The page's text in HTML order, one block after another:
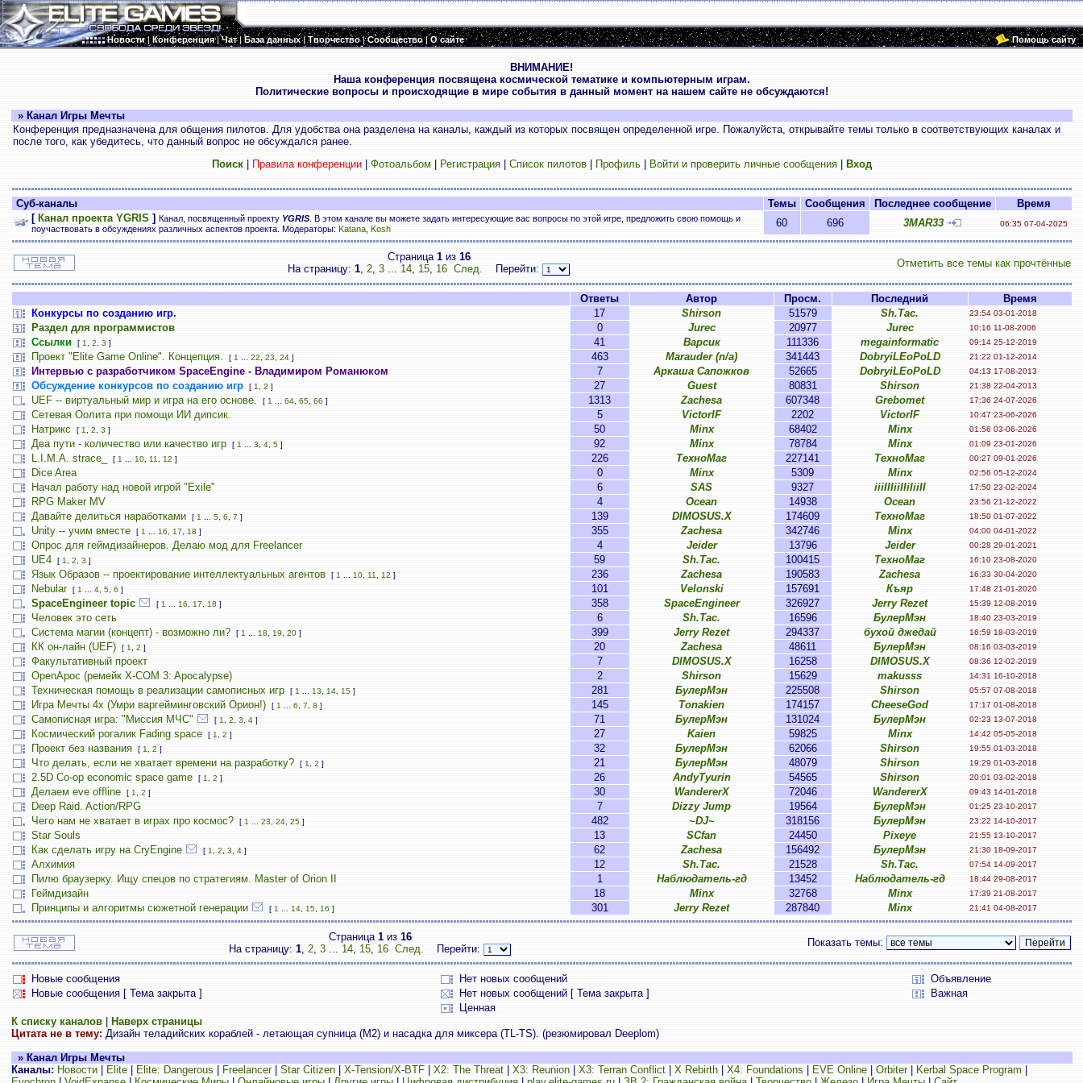
Новости|Конференция|Чат|База данных|Творчество|Сообщество|О сайте Помощь сайту
ВНИМАНИЕ!
Наша конференция посвящена космической тематике и компьютерным играм.
Политические вопросы и происходящие в мире события в данный момент на нашем сайте не обсуждаются!
» Канал Игры Мечты
Конференция предназначена для общения пилотов. Для удобства она разделена на каналы, каждый из которых посвящен определенной игре. Пожалуйста, открывайте темы только в соответствующих каналах и
после того, как убедитесь, что данный вопрос не обсуждался ранее.
Поиск| Правила конференции| Фотоальбом Регистрация| Список пилотов| Профиль| Войти и проверить личные сообщения| Вход
Суб-каналы Темы Сообщения Последнее сообщение
Время
[ Канал проекта YGRIS] Канал, посвященный проекту YGRIS. В этом канале вы можете задать интересующие вас вопросы по этой игре, предложить свою помощь и
поучаствовать в обсуждениях различных аспектов проекта. Модераторы: Katana, Kosh 60 696 3MAR33 06:35 07-04-2025
Страница 1из 16
На страницу: 1, 2, 3 ... 14, 15, 16 След. Перейти: Отметить все темы как прочтённые
Ответы Автор Просм. Последний
Время
Конкурсы по созданию игр.
17 Shirson 51579 Sh.Tac. 23:54 03-01-2018
Раздел для программистов 0 Jurec 20977 Jurec 10:16 11-08-2006
Ссылки [ 1 2 3 ] 41 Варсик 111336 megainformatic 09:14 25-12-2019
Проект "Elite Game Online". Концепция. [ 1 22 23 24] 463 Marauder (n/a) 341443 DobryiLEoPoLD 21:22 01-12-2014
Интервью с разработчиком SpaceEngine - Владимиром Романюком 7 Аркаша Сапожков 52665 DobryiLEoPoLD 04:13 17-08-2013
Обсуждение конкурсов по созданию игр [ 1 2 ] 27 Guest 80831 Shirson 21:38 22-04-2013
UEF -- виртуальный мир и игра на его основе. [ 1 64, 65, 66 ] 1313 Zachesa 607348 Grebomet 17:36 24-07-2026
Сетевая Оолита при помощи ИИ дипсик. 5 VictorIF 2202 VictorIF 10:47 23-06-2026
Натрикс [ 1 2 3 ] 50 Minx 68402 Minx 01:56 03-06-2026
Два пути - количество или качество игр [ 1 3 4, 5] 92 Minx 78784 Minx 01:09 23-01-2026
L.I.M.A. strace_ [ 1 10, 11 12 ] 226 ТехноМаг 227141 ТехноМаг 00:27 09-01-2026
Dice Area 0 Minx 5309 Minx 02:56 05-12-2024
Начал работу над новой игрой "Exile" 6 SAS 9327 iiiIIIiiIIiIiiII 17:50 23-02-2024
RPG Maker MV 4 Ocean 14938 Ocean 23:56 21-12-2022
Давайте делиться наработками [ 1 5, 6 7 ] 139 DIMOSUS.X 174609 ТехноМаг 18:50 01-07-2022
Unity -- учим вместе [ 1 16 17 18 ] 355 Zachesa 342746 Minx 04:00 04-01-2022
Опрос для геймдизайнеров. Делаю мод для Freelancer 4 Jeider 13796 Jeider 00:28 29-01-2021
UE4 [ 1 2 3 ] 59 Sh.Tac. 100415 ТехноМаг 16:10 23-08-2020
Язык Образов -- проектирование интеллектуальных агентов [ 1 10, 11 12 ] 236 Zachesa 190583 Zachesa 16:33 30-04-2020
Nebular [ 1 4, 5, 6 ] 101 Velonski 157691 Къяр 17:48 21-01-2020
SpaceEngineer topic [ 1 16 17 18 ] 358 SpaceEngineer 326927 Jerry Rezet 15:39 12-08-2019
Человек это сеть 6 Sh.Tac. 16596 БулерМэн 18:40 23-03-2019
Система магии (концепт) - возможно ли? [ 1 18 19, 20] 399 Jerry Rezet 294337 бухой джедай 16:59 18-03-2019
КК он-лайн (UEF) [ 1 2 ] 20 Zachesa 48611 БулерМэн 08:16 03-03-2019
Факультативный проект 7 DIMOSUS.X 16258 DIMOSUS.X 08:36 12-02-2019
OpenApoc (ремейк X-COM 3: Apocalypse) 2 Shirson 15629 makusss 14:31 16-10-2018
Техническая помощь в реализации самописных игр [ 1 13 14, 15] 281 БулерМэн 225508 Shirson 05:57 07-08-2018
Игра Мечты 4х (Умри варгейминговский Орион!) [ 1 6 7 8 ] 145 Tonakien 174157 CheeseGod 17:17 01-08-2018
Самописная игра: "Миссия МЧС" [ 1 2 3 4] 71 БулерМэн 131024 БулерМэн 02:23 13-07-2018
Космический рогалик Fading space [ 1 2 ] 27 Kaien 59825 Minx 14:42 05-05-2018
Проект без названия [ 1 2 ] 32 БулерМэн 62066 Shirson 19:55 01-03-2018
Что делать, если не хватает времени на разработку? [ 1 2 ] 21 БулерМэн 48079 Shirson 19:29 01-03-2018
2.5D Co-op economic space game [ 1 2 ] 26 AndyTyurin 54565 Shirson 20:01 03-02-2018
Делаем eve offline [ 1 2 ] 30 WandererX 72046 WandererX 09:43 14-01-2018
Deep Raid. Action/RPG 7 Dizzy Jump 19564 БулерМэн 01:25 23-10-2017
Чего нам не хватает в играх про космос? [ 1 23 24, 25] 482 ~DJ~ 318156 БулерМэн 23:22 14-10-2017
Star Souls 13 SCfan 24450 Pixeye 21:55 13-10-2017
Как сделать игру на CryEngine [ 1 2 3 4] 62 Zachesa 156492 БулерМэн 21:30 18-09-2017
Алхимия 12 Sh.Tac. 21528 Sh.Tac. 07:54 14-09-2017
Пилю браузерку. Ищу спецов по стратегиям. Master of Orion II 1 Наблюдатель-гд 13452 Наблюдатель-гд 18:44 29-08-2017
Геймдизайн 18 Minx 32768 Minx 17:39 21-08-2017
Принципы и алгоритмы сюжетной генерации [ 1 14, 15, 16 ] 301 Jerry Rezet 287840 Minx 21:41 04-08-2017
Страница 1из 16
На страницу: 1, 2, 3 ... 14, 15, 16 След. Перейти:
Показать темы:
Новые сообщения Нет новых сообщений
Объявление
Новые сообщения [ Тема закрыта ]
Нет новых сообщений [ Тема закрыта ]
Важная
Ценная
К списку каналов|
Наверх страницы
Цитата не в тему:Дизайн теладийских кораблей - летающая супница (М2) и насадка для миксера (TL-TS). (резюмировал Deeplom)
» Канал Игры Мечты
Каналы: Новости| Elite| Elite: Dangerous Freelancer| Star Citizen| X-Tension/X-BTF| X2: The Threat| X3: Reunion| X3: Terran Conflict| X Rebirth| X4: Foundations EVE Online| Orbiter| Kerbal Space Program